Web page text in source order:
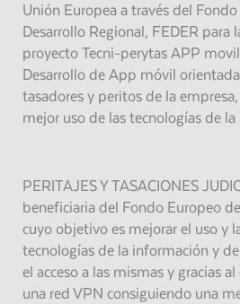
Unión Europea a través del
Desarrollo Regional, FEDER para
proyecto Tecni-perytas APP
Desarrollo de App móvil
tasadores y peritos de la
mejor uso de las tecnologías de
PERITAJES Y TASACIONES
beneficiaria del Fondo Europeo
cuyo objetivo es mejorar el uso y
tecnologías de la información y
el acceso a las mismas y gracias
una red VPN consiguiendo una